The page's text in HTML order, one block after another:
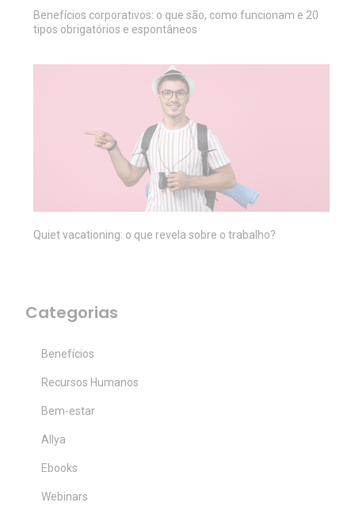
Benefícios corporativos: o que são, como funcionam e 20
tipos obrigatórios e espontâneos
Quiet vacationing: o que revela sobre o trabalho?
Categorias
Benefícios
Recursos Humanos
Bem-estar
Allya
Ebooks
Webinars